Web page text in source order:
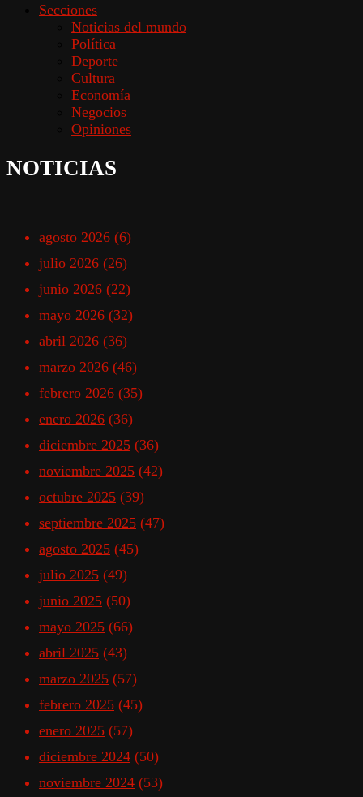
Secciones
Noticias del mundo
Política
Deporte
Cultura
Economía
Negocios
Opiniones
NOTICIAS
agosto 2026 (6)
julio 2026 (26)
junio 2026 (22)
mayo 2026 (32)
abril 2026 (36)
marzo 2026 (46)
febrero 2026 (35)
enero 2026 (36)
diciembre 2025 (36)
noviembre 2025 (42)
octubre 2025 (39)
septiembre 2025 (47)
agosto 2025 (45)
julio 2025 (49)
junio 2025 (50)
mayo 2025 (66)
abril 2025 (43)
marzo 2025 (57)
febrero 2025 (45)
enero 2025 (57)
diciembre 2024 (50)
noviembre 2024 (53)